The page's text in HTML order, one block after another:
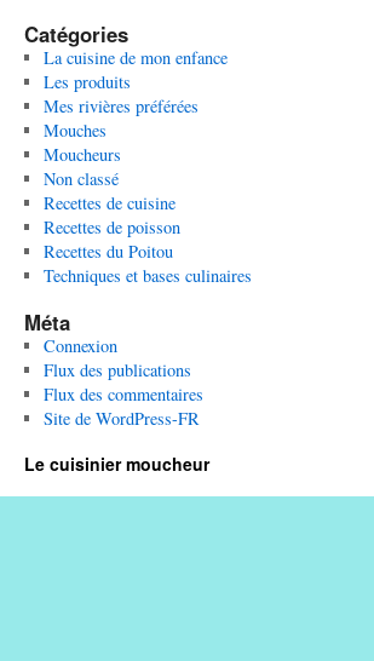
Catégories
La cuisine de mon enfance
Les produits
Mes rivières préférées
Mouches
Moucheurs
Non classé
Recettes de cuisine
Recettes de poisson
Recettes du Poitou
Techniques et bases culinaires
Méta
Connexion
Flux des publications
Flux des commentaires
Site de WordPress-FR
Le cuisinier moucheur